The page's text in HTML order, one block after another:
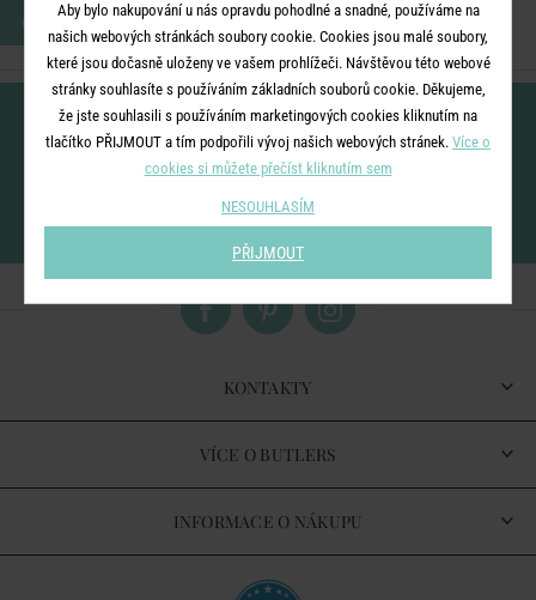
ODESLAT
Nenechte si ujít novinky!
zpracováním osobních údajů
newsletteru
KONTAKTY
VÍCE O BUTLERS
INFORMACE O NÁKUPU
Aby bylo nakupování u nás opravdu pohodlné a snadné, používáme na
našich webových stránkách soubory cookie. Cookies jsou malé soubory,
které jsou dočasně uloženy ve vašem prohlížeči. Návštěvou této webové
stránky souhlasíte s používáním základních souborů cookie. Děkujeme,
že jste souhlasili s používáním marketingových cookies kliknutím na
tlačítko PŘIJMOUT a tím podpořili vývoj našich webových stránek. Více o
cookies si můžete přečíst kliknutím sem
NESOUHLASÍM
PŘIJMOUT